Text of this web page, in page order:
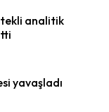
analitik
yavaşladı